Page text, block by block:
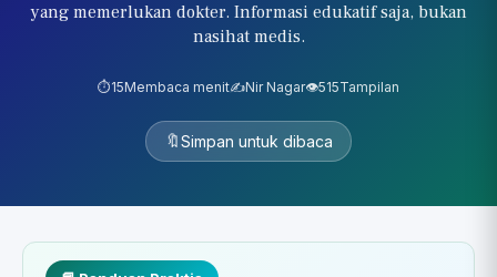
yang memerlukan dokter. Informasi edukatif saja, bukan
nasihat medis.
⏱️15Membaca menit✍️Nir Nagar👁️515Tampilan
🔖Simpan untuk dibaca